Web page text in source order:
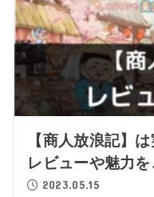
【商人放浪記】
レビューや魅力
2023.05.15